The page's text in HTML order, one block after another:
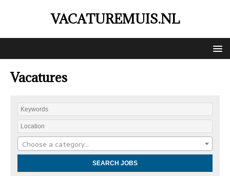
VACATUREMUIS.NL
Vacatures
Choose a category…